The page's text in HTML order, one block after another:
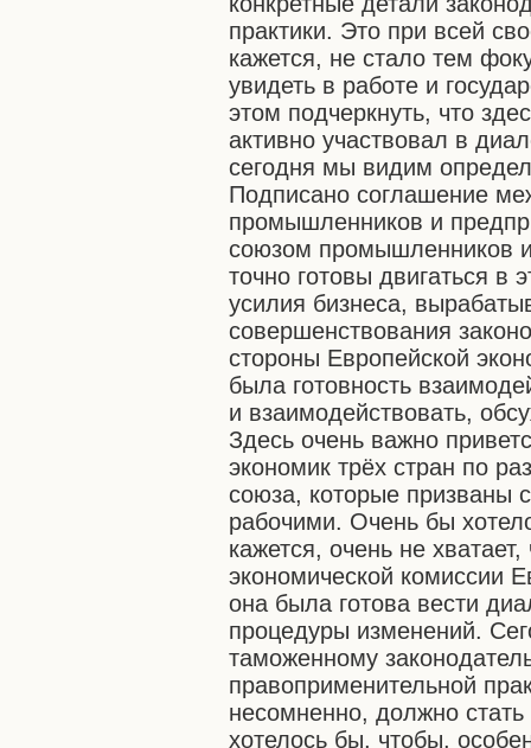
практики. Это при всей
кажется, не стало тем
увидеть в работе и
этом подчеркнуть, что
активно участвовал в
сегодня мы видим
Подписано соглашение
промышленников и
союзом промышленников
точно готовы двигаться в
усилия бизнеса,
совершенствования
стороны Европейской
была готовность
и взаимодействовать,
Здесь очень важно
экономик трёх стран по
союза, которые призваны
рабочими. Очень бы
кажется, очень не
экономической комиссии
она была готова вести
процедуры изменений.
таможенному
правоприменительной
несомненно, должно
хотелось бы, чтобы,